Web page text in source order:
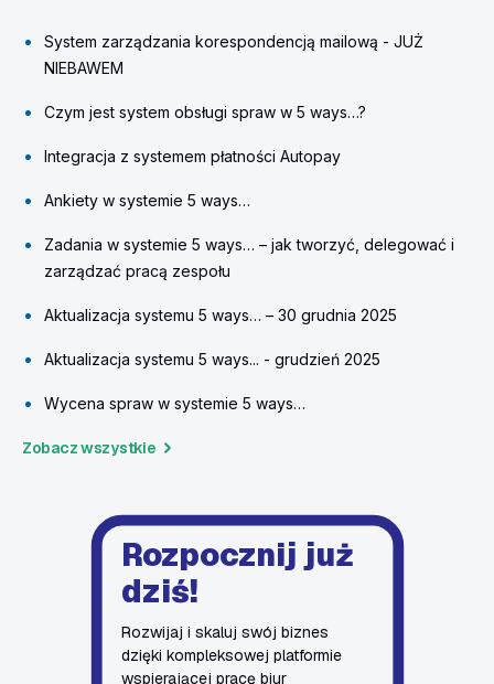
System zarządzania korespondencją mailową - JUŻ
NIEBAWEM
Czym jest system obsługi spraw w 5 ways…?
Integracja z systemem płatności Autopay
Ankiety w systemie 5 ways…
Zadania w systemie 5 ways… – jak tworzyć, delegować i
zarządzać pracą zespołu
Aktualizacja systemu 5 ways… – 30 grudnia 2025
Aktualizacja systemu 5 ways... - grudzień 2025
Wycena spraw w systemie 5 ways…
Zobacz wszystkie
Rozpocznij już
dziś!
Rozwijaj i skaluj swój biznes
dzięki kompleksowej platformie
wspierającej pracę biur